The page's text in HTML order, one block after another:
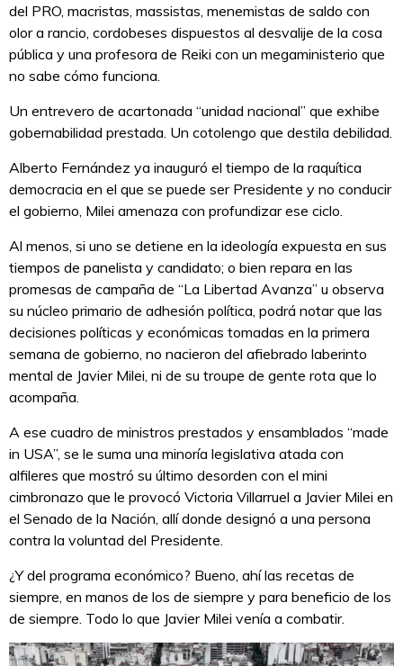
del PRO, macristas, massistas, menemistas de saldo con
olor a rancio, cordobeses dispuestos al desvalije de la cosa
pública y una profesora de Reiki con un megaministerio que
no sabe cómo funciona.
Un entrevero de acartonada “unidad nacional” que exhibe
gobernabilidad prestada. Un cotolengo que destila debilidad.
Alberto Fernández ya inauguró el tiempo de la raquítica
democracia en el que se puede ser Presidente y no conducir
el gobierno, Milei amenaza con profundizar ese ciclo.
Al menos, si uno se detiene en la ideología expuesta en sus
tiempos de panelista y candidato; o bien repara en las
promesas de campaña de “La Libertad Avanza” u observa
su núcleo primario de adhesión política, podrá notar que las
decisiones políticas y económicas tomadas en la primera
semana de gobierno, no nacieron del afiebrado laberinto
mental de Javier Milei, ni de su troupe de gente rota que lo
acompaña.
A ese cuadro de ministros prestados y ensamblados “made
in USA”, se le suma una minoría legislativa atada con
alfileres que mostró su último desorden con el mini
cimbronazo que le provocó Victoria Villarruel a Javier Milei en
el Senado de la Nación, allí donde designó a una persona
contra la voluntad del Presidente.
¿Y del programa económico? Bueno, ahí las recetas de
siempre, en manos de los de siempre y para beneficio de los
de siempre. Todo lo que Javier Milei venía a combatir.